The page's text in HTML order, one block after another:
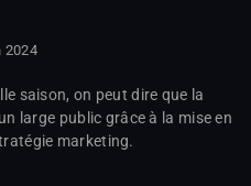
2024
saison, on peut dire que la
large public grâce à la mise en
marketing.